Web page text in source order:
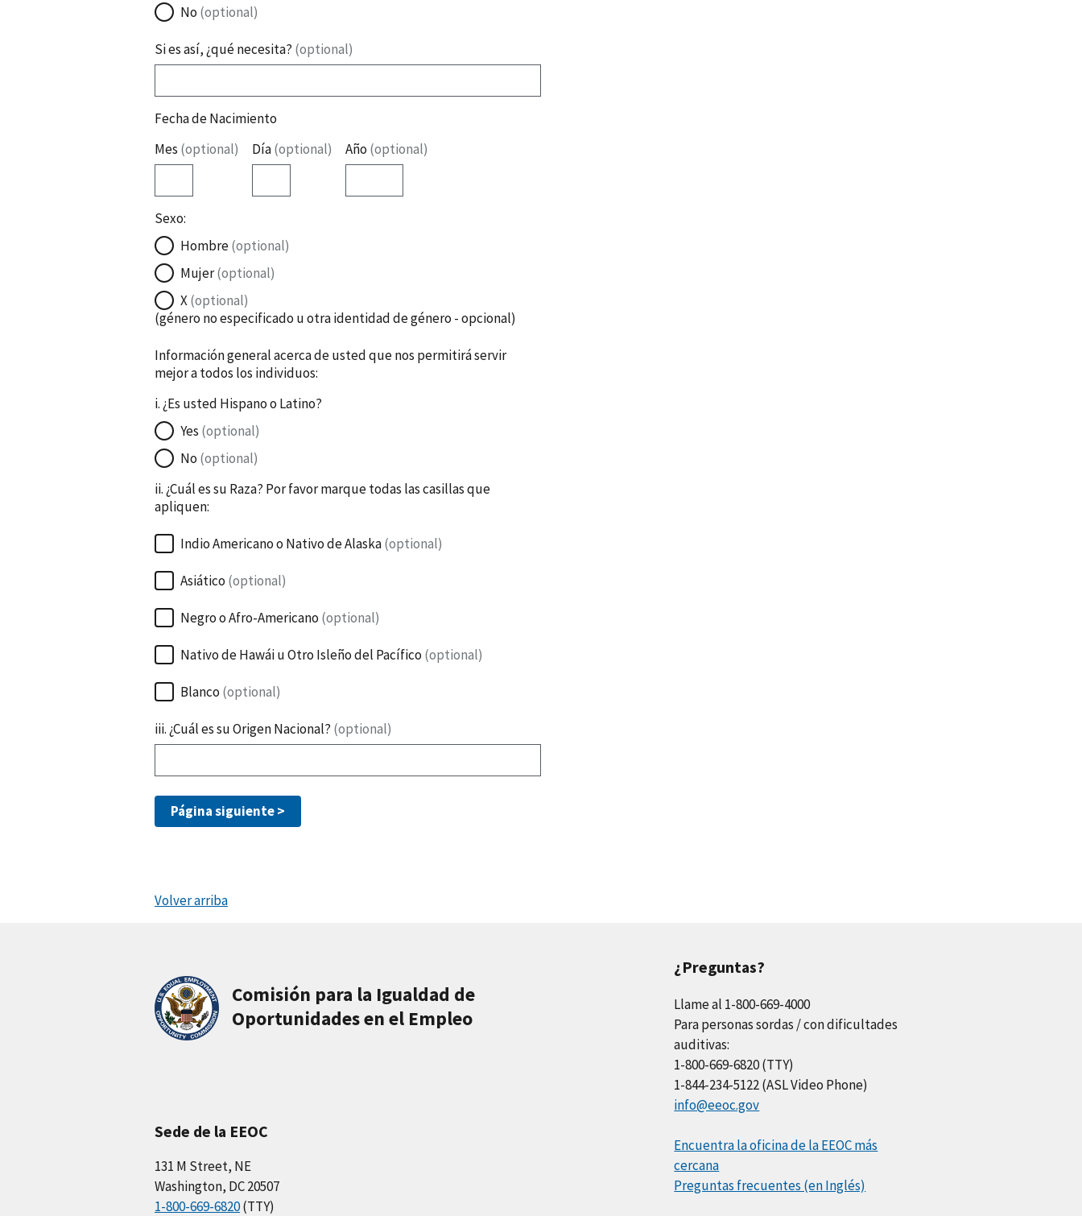
c
o
m
u
i
c
c
i
n
No (optional)
Si es así, ¿qué necesita? (optional)
Fecha de Nacimiento
Mes (optional) Día(optional) Año (optional)
Sexo:
Hombre(optional)
Mujer(optional)
X(optional)
(género no especificado u otra identidad de género - opcional)
Información general acerca de usted que nos permitirá servir
mejor a todos los individuos:
i. ¿Es usted Hispano o Latino?
Yes (optional)
No (optional)
ii. ¿Cuál es su Raza? Por favor marque todas las casillas que
apliquen:
Indio Americano o Nativo de Alaska(optional)
Asiático (optional)
Negro o Afro-Americano (optional)
Nativo de Hawái u Otro Isleño del Pacífico (optional)
Blanco (optional)
iii. ¿Cuál es su Origen Nacional? (optional)
Volver arriba
Comisión para la Igualdad de
Oportunidades en el Empleo
Sede de la EEOC
131 M Street, NE
Washington, DC 20507
1-800-669-6820(TTY)
¿Preguntas?
Llame al 1-800-669-4000
Para personas sordas / con dificultades
auditivas:
1-800-669-6820 (TTY)
1-844-234-5122 (ASL Video Phone)
info@eeoc.gov
Encuentra la oficina de la EEOC más
cercana
Preguntas frecuentes (en Inglés)